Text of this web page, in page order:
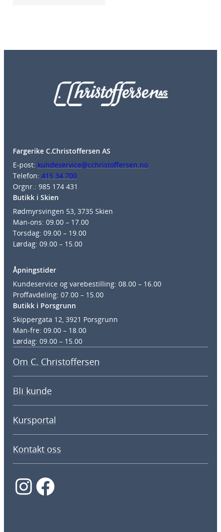
Fargerike C.Christoffersen AS
E-post: kundeservice@cchristoffersen.no
Telefon: 415 34 700
Orgnr.: 985 174 431
Butikk i Skien
Rødmyrsvingen 53, 3735 Skien
Man-ons: 09.00 – 17.00
Torsdag: 09.00 – 19.00
Lørdag: 09.00 – 15.00
Åpningstider
Kundeservice og varebestilling: 08.00 – 16.00
Proffavdeling: 07.00 – 15.00
Butikk i Porsgrunn
Skippergata 12, 3921 Porsgrunn
Man-fre: 09.00 – 18.00
Lørdag: 09.00 – 15.00
Om C. Christoffersen
Bli kunde
Kursportal
Kontakt oss
InstagramFacebook